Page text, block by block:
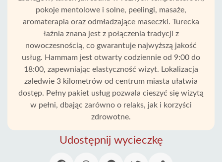
pokoje mentolowe i solne, peelingi, masaże,
aromaterapia oraz odmładzające maseczki. Turecka
łaźnia znana jest z połączenia tradycji z
nowoczesnością, co gwarantuje najwyższą jakość
usług. Hammam jest otwarty codziennie od 9:00 do
18:00, zapewniając elastyczność wizyt. Lokalizacja
zaledwie 3 kilometrów od centrum miasta ułatwia
dostęp. Pełny pakiet usług pozwala cieszyć się wizytą
w pełni, dbając zarówno o relaks, jak i korzyści
zdrowotne.
Udostępnij wycieczkę